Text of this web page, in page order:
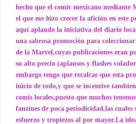
hecho que el comic mexicano
el que me hizo crecer la afición en este
aquí aplaudo la iniciativa del diario
una sabrosa promoción para
de la Marvel,cuyas publicaciones eran
su alto precio (aplausos y flashes
embargo tengo que recalcar que esta
inicio de todo,y que se incentive
comis locales,puesto que muchos
fanzines de poca periodicidad,las cuales
esfuerzo y tropiezos al por mayor.La